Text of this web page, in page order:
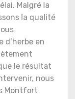
Malgré la
la qualité
d’herbe en
le résultat
nous
Montfort